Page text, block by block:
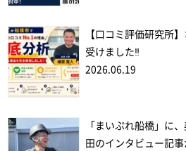
【口コミ評価研究所
受けました‼
2026.06.19
「まいぷれ船橋」に
田のインタビュー記事